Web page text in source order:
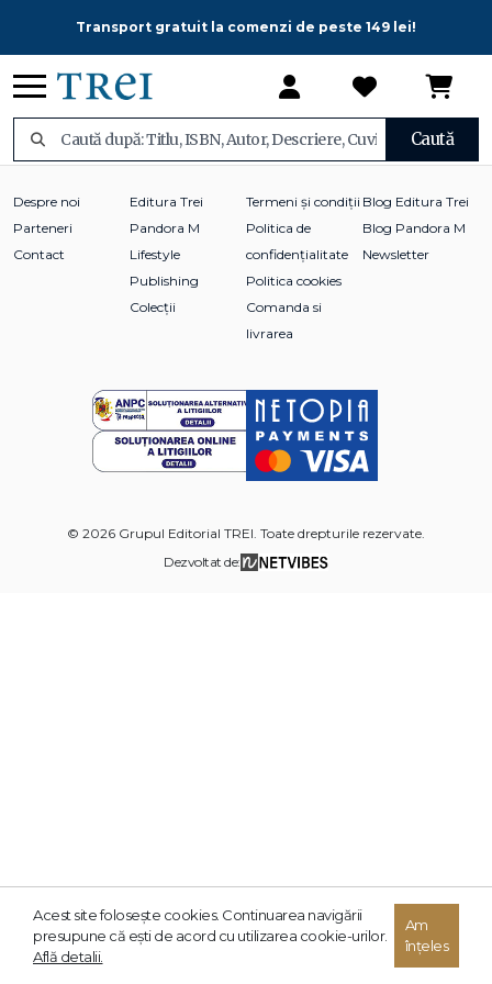
Transport gratuit la comenzi de peste 149 lei!
Caută
Despre noi
Parteneri
Contact
Editura Trei
Pandora M
Lifestyle
Publishing
Colecții
Termeni și condiții
Politica de
confidențialitate
Politica cookies
Comanda si
livrarea
Blog Editura Trei
Blog Pandora M
Newsletter
© 2026 Grupul Editorial TREI. Toate drepturile rezervate.
Dezvoltat de:
Acest site foloseşte cookies. Continuarea navigării
presupune că eşti de acord cu utilizarea cookie-urilor.
Află detalii.
Am
înțeles